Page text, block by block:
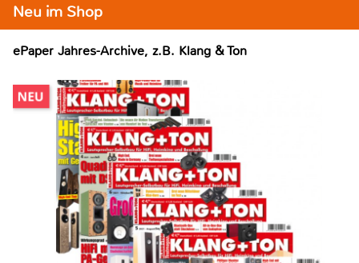
Neu im Shop
ePaper Jahres-Archive, z.B. Klang & Ton